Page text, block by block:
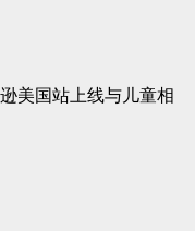
美国站上线与儿童相